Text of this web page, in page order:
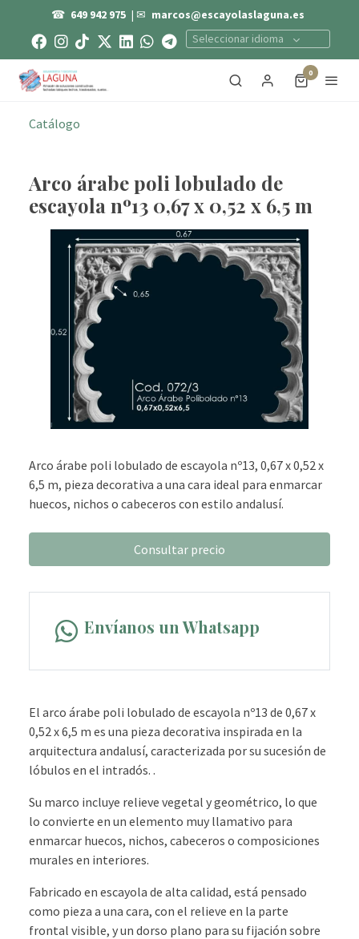
☎ 649 942 975 | ✉ marcos@escayolaslaguna.es
Seleccionar idioma
0
Catálogo
Arco árabe poli lobulado de
escayola nº13 0,67 x 0,52 x 6,5 m
Arco árabe poli lobulado de escayola nº13, 0,67 x 0,52 x
6,5 m, pieza decorativa a una cara ideal para enmarcar
huecos, nichos o cabeceros con estilo andalusí.
Consultar precio
Envíanos un Whatsapp
El arco árabe poli lobulado de escayola nº13 de 0,67 x
0,52 x 6,5 m es una pieza decorativa inspirada en la
arquitectura andalusí, caracterizada por su sucesión de
lóbulos en el intradós. .
Su marco incluye relieve vegetal y geométrico, lo que
lo convierte en un elemento muy llamativo para
enmarcar huecos, nichos, cabeceros o composiciones
murales en interiores.​
Fabricado en escayola de alta calidad, está pensado
como pieza a una cara, con el relieve en la parte
frontal visible, y un dorso plano para su fijación sobre